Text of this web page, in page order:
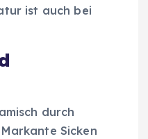
ist auch bei
durch
Sicken